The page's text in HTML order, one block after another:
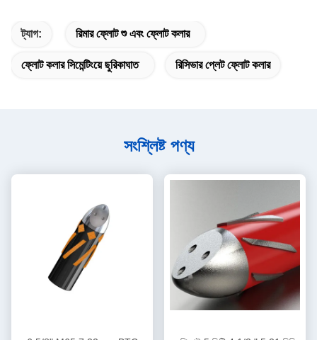
ট্যাগ: রিমার ফ্লোট শু এবং ফ্লোট কলার
ফ্লোট কলার সিমেন্টিংয়ে ছুরিকাঘাত রিসিভার প্লেট ফ্লোট কলার
সংশ্লিষ্ট পণ্য